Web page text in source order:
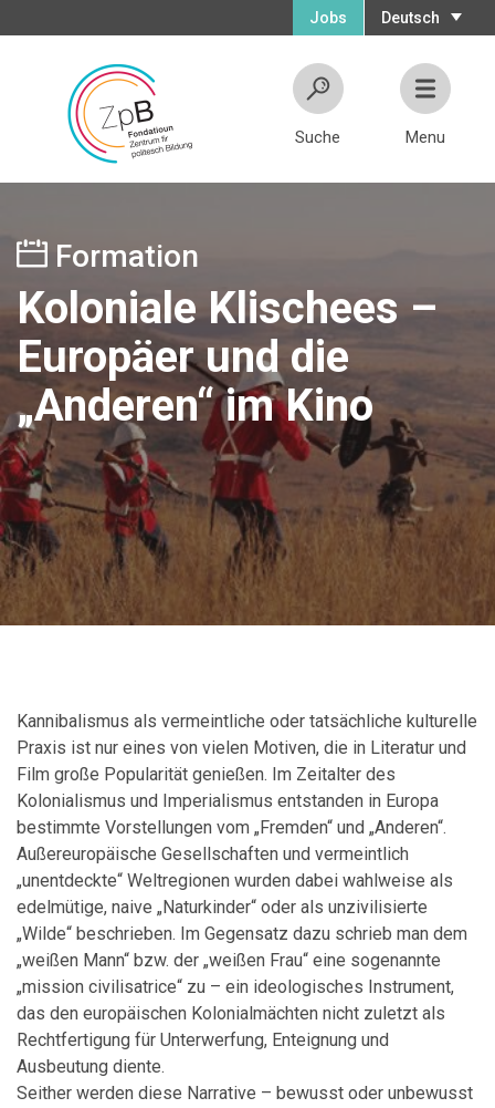
Deutsch
Jobs
Suche Menu
Formation
Koloniale Klischees –
Europäer und die
„Anderen“ im Kino
Kannibalismus als vermeintliche oder tatsächliche kulturelle
Praxis ist nur eines von vielen Motiven, die in Literatur und
Film große Popularität genießen. Im Zeitalter des
Kolonialismus und Imperialismus entstanden in Europa
bestimmte Vorstellungen vom „Fremden“ und „Anderen“.
Außereuropäische Gesellschaften und vermeintlich
„unentdeckte“ Weltregionen wurden dabei wahlweise als
edelmütige, naive „Naturkinder“ oder als unzivilisierte
„Wilde“ beschrieben. Im Gegensatz dazu schrieb man dem
„weißen Mann“ bzw. der „weißen Frau“ eine sogenannte
„mission civilisatrice“ zu – ein ideologisches Instrument,
das den europäischen Kolonialmächten nicht zuletzt als
Rechtfertigung für Unterwerfung, Enteignung und
Ausbeutung diente.
Seither werden diese Narrative – bewusst oder unbewusst